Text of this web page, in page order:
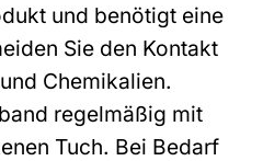
und benötigt eine
Sie den Kontakt
Chemikalien.
regelmäßig mit
Tuch. Bei Bedarf